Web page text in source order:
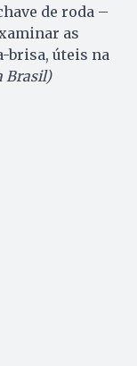
de roda –
as
brisa, úteis na
Brasil)